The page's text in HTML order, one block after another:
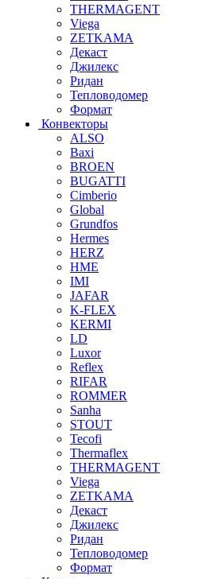
THERMAGENT
Viega
ZETKAMA
Декаст
Джилекс
Ридан
Тепловодомер
Формат
Конвекторы
ALSO
Baxi
BROEN
BUGATTI
Cimberio
Global
Grundfos
Hermes
HERZ
HME
IMI
JAFAR
K-FLEX
KERMI
LD
Luxor
Reflex
RIFAR
ROMMER
Sanha
STOUT
Tecofi
Thermaflex
THERMAGENT
Viega
ZETKAMA
Декаст
Джилекс
Ридан
Тепловодомер
Формат